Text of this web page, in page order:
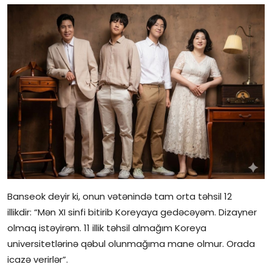
Banseok deyir ki, onun vətənində tam orta təhsil 12
illikdir: “Mən XI sinfi bitirib Koreyaya gedəcəyəm. Dizayner
olmaq istəyirəm. 11 illik təhsil almağım Koreya
universitetlərinə qəbul olunmağıma mane olmur. Orada
icazə verirlər”.